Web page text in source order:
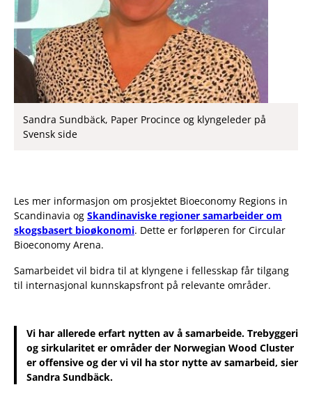
Sandra Sundbäck, Paper Procince og klyngeleder på
Svensk side
Les mer informasjon om prosjektet Bioeconomy Regions in
Scandinavia og Skandinaviske regioner samarbeider om
skogsbasert bioøkonomi. Dette er forløperen for Circular
Bioeconomy Arena.
Samarbeidet vil bidra til at klyngene i fellesskap får tilgang
til internasjonal kunnskapsfront på relevante områder.
Vi har allerede erfart nytten av å samarbeide. Trebyggeri
og sirkularitet er områder der Norwegian Wood Cluster
er offensive og der vi vil ha stor nytte av samarbeid, sier
Sandra Sundbäck.